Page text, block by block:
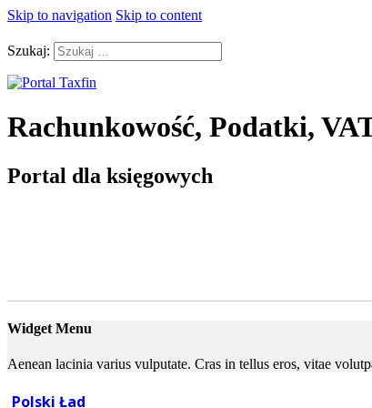
Skip to navigation Skip to content
Szukaj:
Rachunkowość, Podatki,
Portal dla księgowych
Widget Menu
Aenean lacinia varius vulputate. Cras in tellus eros, vitae
Polski Ład